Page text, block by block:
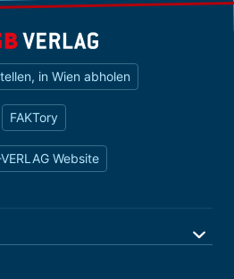
in Wien abholen
FAKTory
Website